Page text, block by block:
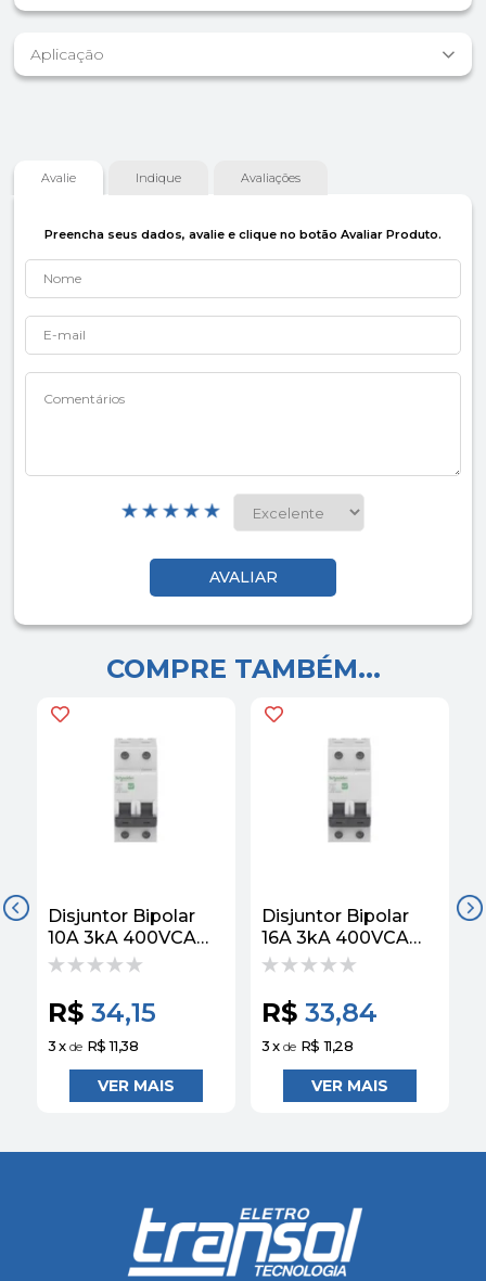
Aplicação
Avalie Indique Avaliações
Preencha seus dados, avalie e clique no botão Avaliar Produto.
COMPRE TAMBÉM...
Disjuntor Bipolar
10A 3kA 400VCA
Curva C EZ9F33210
R$ 34,15
3x de R$ 11,38
Disjuntor Bipolar
16A 3kA 400VCA
Curva C EZ9F33216
R$ 33,84
3x de R$ 11,28